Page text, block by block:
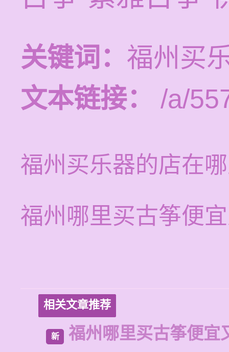
关键词： 福州买
文本链接：
/a/
福州买乐器的店在
福州哪里买古筝便
相关文章推荐
新 福州哪里买古筝便宜